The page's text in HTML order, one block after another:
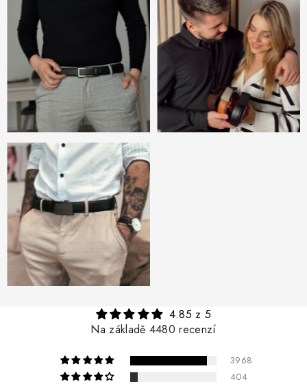
4.85 z 5
Na základě 4480 recenzí
3968
404